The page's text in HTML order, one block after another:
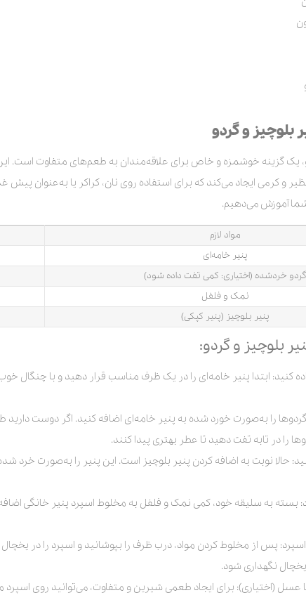
بلوچیز و گردو
یک گزینه خوشمزه و خاص برای علاقه‌مندان به طعم‌های متفاوت است.
و کرمی ایجاد می‌کند که برای استفاده روی نان، کراکر یا به‌عنوان پیش
شما آموزش می‌دهیم.
مواد لازم
پنیر خامه‌ای
گردو خردشده (اختیاری: کمی تفت داده شود)
نمک و فلفل
پنیر بلوچیز (پنیر کپکی)
بلوچیز و گردو:
کنید: ابتدا پنیر خامه‌ای را در یک ظرف مناسب قرار دهید و با چنگال خوب
را به‌صورت خورد شده به پنیر خامه‌ای اضافه کنید. اگر دوست
را در تابه تفت دهید تا عطر بهتری پیدا کنند.
حالا نوبت به اضافه کردن پنیر بلوچیز است. این پنیر را به‌صورت خرد
بسته به سلیقه خود، کمی نمک و فلفل به مخلوط اسپرد پنیر خانگی
پس از مخلوط کردن مواد، درب ظرف را بپوشانید و اسپرد را در
نگهداری شود.
عسل (اختیاری): برای ایجاد طعمی شیرین و متفاوت، می‌توانید روی